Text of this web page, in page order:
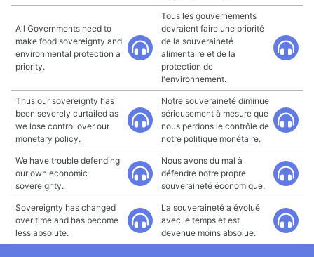
All Governments need to
make food sovereignty and
environmental protection a
priority.
Tous les gouvernements
devraient faire une priorité
de la souveraineté
alimentaire et de la
protection de
l'environnement.
Thus our sovereignty has
been severely curtailed as
we lose control over our
monetary policy.
Notre souveraineté diminue
sérieusement à mesure que
nous perdons le contrôle de
notre politique monétaire.
We have trouble defending
our own economic
sovereignty.
Nous avons du mal à
défendre notre propre
souveraineté économique.
Sovereignty has changed
over time and has become
less absolute.
La souveraineté a évolué
avec le temps et est
devenue moins absolue.